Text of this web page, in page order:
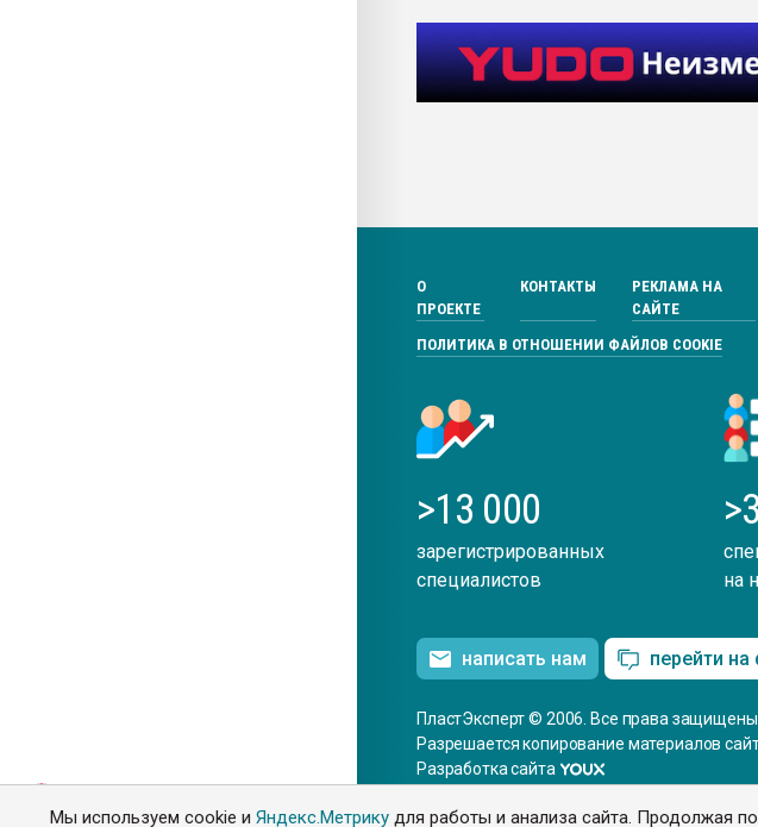
Мы используем cookie иЯндекс.Метрику для работы и анализа сайта. Продолжая
О
ПРОЕКТЕ
КОНТАКТЫ
РЕКЛАМА НА
САЙТЕ
ПОЛИТИКА В ОТНОШЕНИИ ФАЙЛОВ COOKIE
>13 000
зарегистрированных
специалистов
на
написать нам перейти
ПластЭксперт © 2006. Все права защищены
Разрешается копирование материалов
Разработка сайта